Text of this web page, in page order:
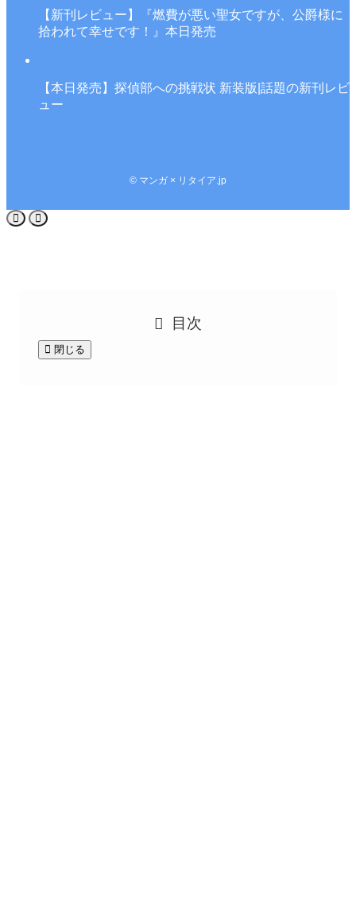
【新刊レビュー】『燃費が悪い聖女ですが、公爵様に
拾われて幸せです！』本日発売
【本日発売】探偵部への挑戦状 新装版|話題の新刊レビ
ュー
© マンガ × リタイア.jp
目次
閉じる